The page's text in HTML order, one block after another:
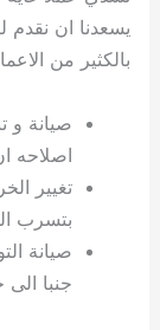
يسعدنا ان نقدم
بالكثير من
صيانة و
اصلاحه
تغيير
بتسرب
صيانة
جنبا